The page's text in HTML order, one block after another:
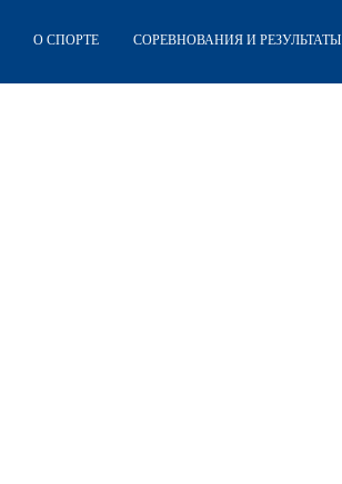
О СПОРТЕ СОРЕВНОВАНИЯ И РЕЗУЛЬТАТЫ